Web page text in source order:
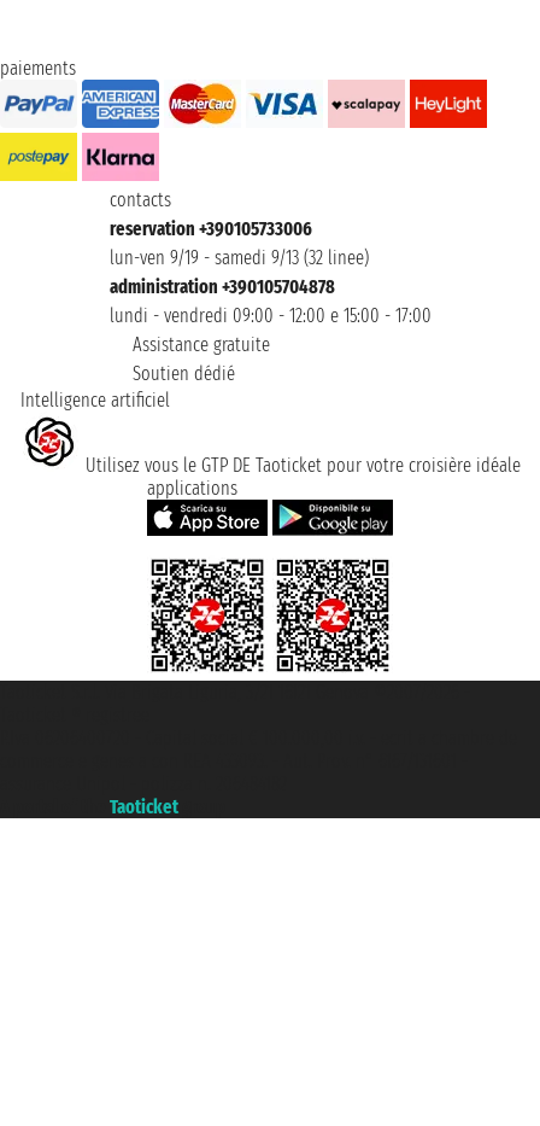
paiements
contacts
reservation +390105733006
lun-ven 9/19 - samedi 9/13 (32 linee)
administration +390105704878
lundi - vendredi 09:00 - 12:00 e 15:00 - 17:00
Assistance gratuite
Soutien dédié
Intelligence artificiel
Utilisez vous le GTP DE Taoticket pour votre croisière idéale
applications
Taoticket